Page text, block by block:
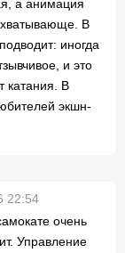
а анимация
В
иногда
и это
катания. В
экшн-
22:54
очень
Управление